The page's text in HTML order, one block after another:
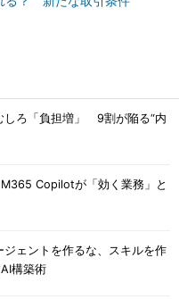
しろ「負担増」 9割が陥る“内
Copilotが「効く業務」と
ェントを作るな、スキルを作
構築術